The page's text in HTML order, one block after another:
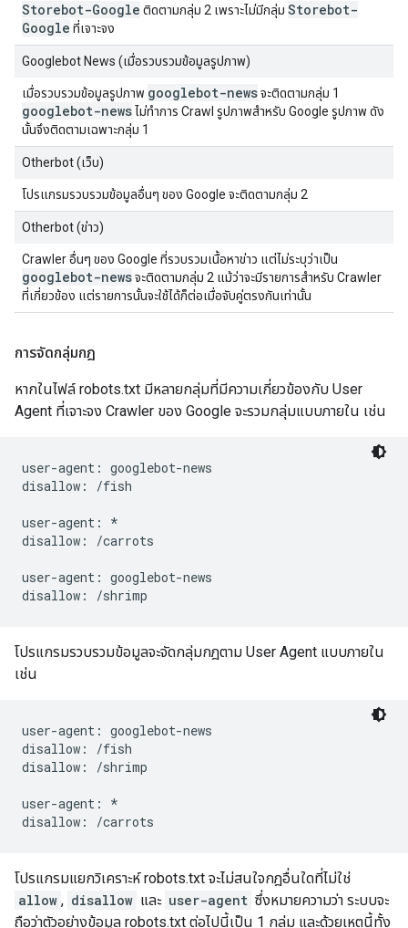
Storebot-Google ติดตามกลุ่ม 2 เพราะไม่มีกลุ่ม Storebot-
Google ที่เจาะจง
Googlebot News (เมื่อรวบรวมข้อมูลรูปภาพ)
เมื่อรวบรวมข้อมูลรูปภาพ googlebot-newsจะติดตามกลุ่ม 1
googlebot-news ไม่ทำการ Crawl รูปภาพสำหรับ Google รูปภาพ ดัง
นั้นจึงติดตามเฉพาะกลุ่ม 1
Otherbot (เว็บ)
โปรแกรมรวบรวมข้อมูลอื่นๆ ของ Google จะติดตามกลุ่ม 2
Otherbot (ข่าว)
Crawler อื่นๆ ของ Google ที่รวบรวมเนื้อหาข่าว แต่ไม่ระบุว่าเป็น
googlebot-newsจะติดตามกลุ่ม 2 แม้ว่าจะมีรายการสำหรับ Crawler
ที่เกี่ยวข้อง แต่รายการนั้นจะใช้ได้ก็ต่อเมื่อจับคู่ตรงกันเท่านั้น
การจัดกลุ่มกฎ
หากในไฟล์ robots.txt มีหลายกลุ่มที่มีความเกี่ยวข้องกับ User
Agent ที่เจาะจง Crawler ของ Google จะรวมกลุ่มแบบภายใน เช่น
user-agent: googlebot-news
disallow: /fish
user-agent: *
disallow: /carrots
user-agent: googlebot-news
โปรแกรมรวบรวมข้อมูลจะจัดกลุ่มกฎตาม User Agent แบบภายใน
เช่น
user-agent: googlebot-news
disallow: /fish
disallow: /shrimp
user-agent: *
โปรแกรมแยกวิเคราะห์ robots.txt จะไม่สนใจกฎอื่นใดที่ไม่ใช่
allow , disallow และ user-agent ซึ่งหมายความว่า ระบบจะ
ถือว่าตัวอย่างข้อมูล robots.txt ต่อไปนี้เป็น 1 กลุ่ม และด้วยเหตุนี้ทั้ง